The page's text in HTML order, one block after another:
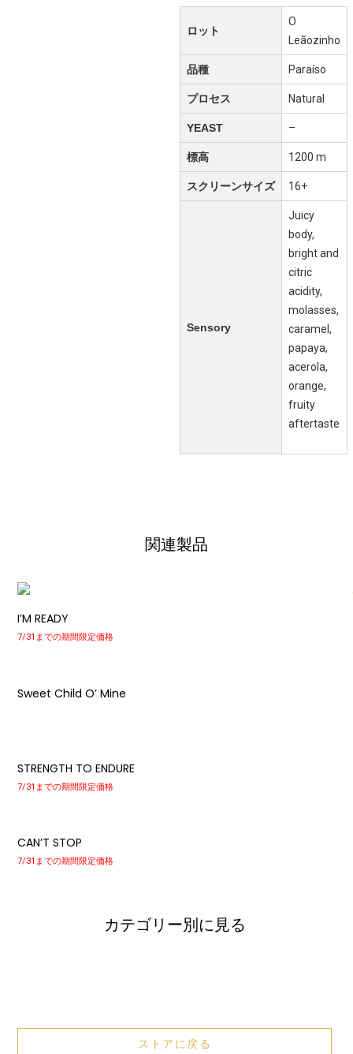
ロット
O
Leãozinho
品種 Paraíso
プロセス Natural
YEAST –
標高 1200 m
スクリーンサイズ 16+
Sensory
Juicy
body,
bright and
citric
acidity,
molasses,
caramel,
papaya,
acerola,
orange,
fruity
aftertaste
関連製品
I’M READY
7/31までの期間限定価格
Sweet Child O’ Mine
STRENGTH TO ENDURE
7/31までの期間限定価格
CAN’T STOP
7/31までの期間限定価格
カテゴリー別に見る
ストアに戻る